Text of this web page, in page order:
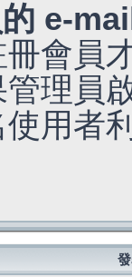
e-
會員
理員
用者